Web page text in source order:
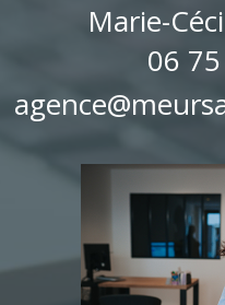
Marie-
06